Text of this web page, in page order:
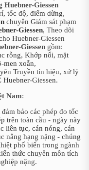
Huebner-Giessen
tốc độ, điểm dừng,
chuyên Giám sát phạm
Giessen, Theo dõi
Huebner-Giessen
Giessen gồm:
rỗng, Khớp nối, mặt
men xoắn,
Truyền tín hiệu, xử lý
Giessen.
Nam:
đảm bảo các phép đo tốc
trên toàn cầu - ngày này
liên tục, cán nóng, cán
nâng hạng nặng - chúng
phổ biến trong ngành
​​thức chuyên môn tích
nặng.